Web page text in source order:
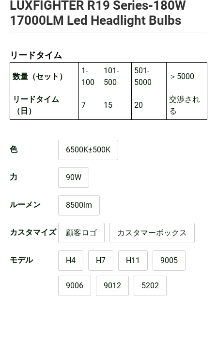
LUXFIGHTER R19 Series-180W
17000LM Led Headlight Bulbs
リードタイム
数量（セット）
1-
100
101-
500
501-
5000
＞5000
リードタイム
（日）
7 15 20
交渉され
る
色 6500K±500K
力 90W
ルーメン 8500lm
カスタマイズ 顧客ロゴ カスタマーボックス
モデル H4 H7 H11 9005
9006 9012 5202